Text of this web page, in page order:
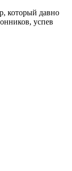
который давно
успев